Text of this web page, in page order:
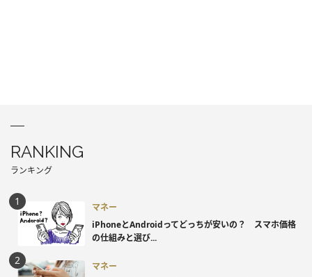
RANKING
ランキング
マネー
iPhoneとAndroidってどっちが安いの？ スマホ価格
の仕組みと選び...
マネー